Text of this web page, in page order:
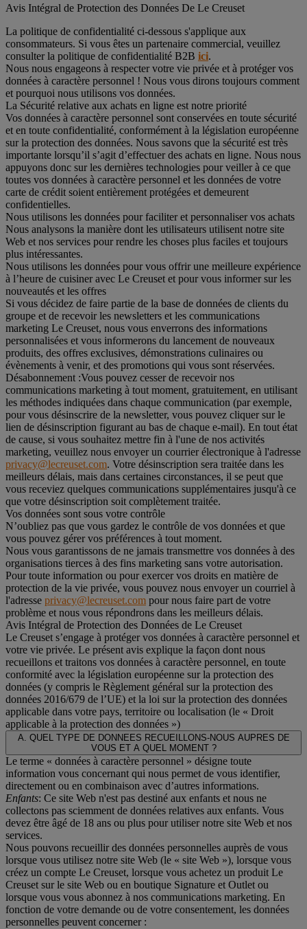
Avis Intégral de Protection des Données De Le Creuset
La politique de confidentialité ci-dessous s'applique aux
consommateurs. Si vous êtes un partenaire commercial, veuillez
consulter la politique de confidentialité B2B ici.
Nous nous engageons à respecter votre vie privée et à protéger vos
données à caractère personnel ! Nous vous dirons toujours comment
et pourquoi nous utilisons vos données.
La Sécurité relative aux achats en ligne est notre priorité
Vos données à caractère personnel sont conservées en toute sécurité
et en toute confidentialité, conformément à la législation européenne
sur la protection des données. Nous savons que la sécurité est très
importante lorsqu’il s’agit d’effectuer des achats en ligne. Nous nous
appuyons donc sur les dernières technologies pour veiller à ce que
toutes vos données à caractère personnel et les données de votre
carte de crédit soient entièrement protégées et demeurent
confidentielles.
Nous utilisons les données pour faciliter et personnaliser vos achats
Nous analysons la manière dont les utilisateurs utilisent notre site
Web et nos services pour rendre les choses plus faciles et toujours
plus intéressantes.
Nous utilisons les données pour vous offrir une meilleure expérience
à l’heure de cuisiner avec Le Creuset et pour vous informer sur les
nouveautés et les offres
Si vous décidez de faire partie de la base de données de clients du
groupe et de recevoir les newsletters et les communications
marketing Le Creuset, nous vous enverrons des informations
personnalisées et vous informerons du lancement de nouveaux
produits, des offres exclusives, démonstrations culinaires ou
évènements à venir, et des promotions qui vous sont réservées.
Désabonnement :Vous pouvez cesser de recevoir nos
communications marketing à tout moment, gratuitement, en utilisant
les méthodes indiquées dans chaque communication (par exemple,
pour vous désinscrire de la newsletter, vous pouvez cliquer sur le
lien de désinscription figurant au bas de chaque e-mail). En tout état
de cause, si vous souhaitez mettre fin à l'une de nos activités
marketing, veuillez nous envoyer un courrier électronique à l'adresse
privacy@lecreuset.com. Votre désinscription sera traitée dans les
meilleurs délais, mais dans certaines circonstances, il se peut que
vous receviez quelques communications supplémentaires jusqu'à ce
que votre désinscription soit complètement traitée.
Vos données sont sous votre contrôle
N’oubliez pas que vous gardez le contrôle de vos données et que
vous pouvez gérer vos préférences à tout moment.
Nous vous garantissons de ne jamais transmettre vos données à des
organisations tierces à des fins marketing sans votre autorisation.
Pour toute information ou pour exercer vos droits en matière de
protection de la vie privée, vous pouvez nous envoyer un courriel à
l'adresse privacy@lecreuset.com pour nous faire part de votre
problème et nous vous répondrons dans les meilleurs délais.
Avis Intégral de Protection des Données de Le Creuset
Le Creuset s’engage à protéger vos données à caractère personnel et
votre vie privée. Le présent avis explique la façon dont nous
recueillons et traitons vos données à caractère personnel, en toute
conformité avec la législation européenne sur la protection des
données (y compris le Règlement général sur la protection des
données 2016/679 de l’UE) et la loi sur la protection des données
applicable dans votre pays, territoire ou localisation (le « Droit
applicable à la protection des données »)
A. QUEL TYPE DE DONNEES RECUEILLONS-NOUS AUPRES DE
VOUS ET A QUEL MOMENT ?
Le terme « données à caractère personnel » désigne toute
information vous concernant qui nous permet de vous identifier,
directement ou en combinaison avec d’autres informations.
Enfants: Ce site Web n'est pas destiné aux enfants et nous ne
collectons pas sciemment de données relatives aux enfants. Vous
devez être âgé de 18 ans ou plus pour utiliser notre site Web et nos
services.
Nous pouvons recueillir des données personnelles auprès de vous
lorsque vous utilisez notre site Web (le « site Web »), lorsque vous
créez un compte Le Creuset, lorsque vous achetez un produit Le
Creuset sur le site Web ou en boutique Signature et Outlet ou
lorsque vous vous abonnez à nos communications marketing. En
fonction de votre demande ou de votre consentement, les données
personnelles peuvent concerner :